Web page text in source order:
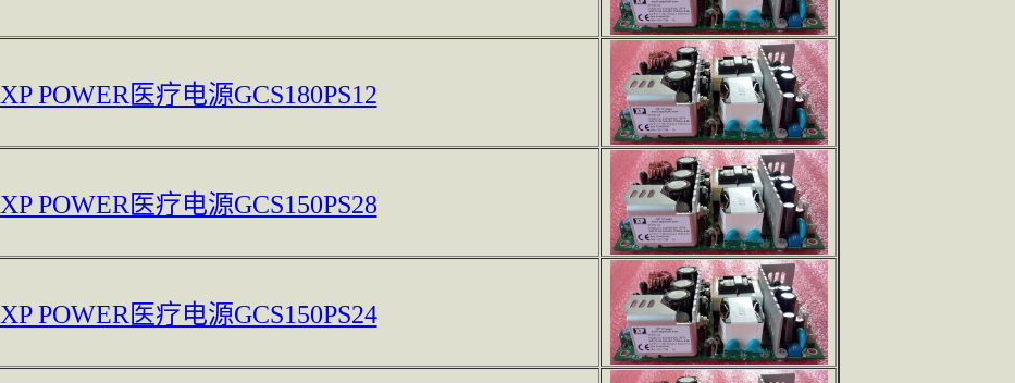
XP POWER医疗电源GCS180PS12
XP POWER医疗电源GCS150PS28
XP POWER医疗电源GCS150PS24